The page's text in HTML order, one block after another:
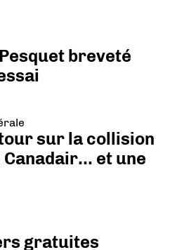
breveté
sur la collision
Canadair… et une
gratuites